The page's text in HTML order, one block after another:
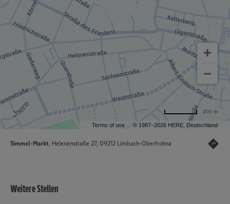
Terms of use © 1987–2026 HERE, Deutschland
200 m
Simmel-Markt, Helenenstraße 27, 09212 Limbach-Oberfrohna
Weitere Stellen